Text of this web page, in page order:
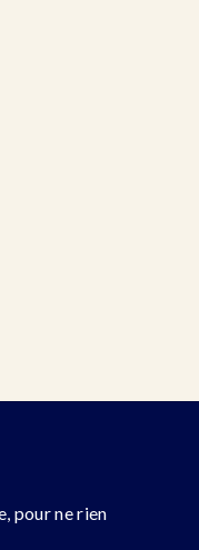
pour ne rien